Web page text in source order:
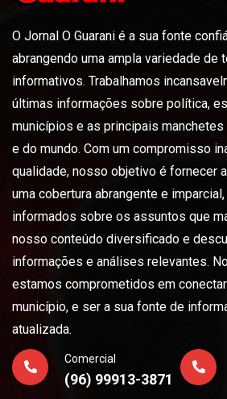
O Jornal O Guarani é a sua fonte
abrangendo uma ampla variedade de
informativos. Trabalhamos
últimas informações sobre política,
municípios e as principais
e do mundo. Com um compromisso
qualidade, nosso objetivo é fornecer
uma cobertura abrangente e
informados sobre os assuntos que
nosso conteúdo diversificado e
informações e análises relevantes.
estamos comprometidos em
município, e ser a sua fonte de
atualizada.
Comercial
(96) 99913-3871